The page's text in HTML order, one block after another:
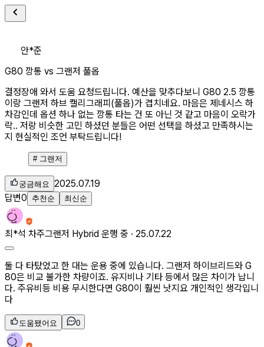
안*준
G80 깡통 vs 그랜저 풀옵
결정장애 와서 도움 요청드립니다. 예산을 맞추다보니 G80 2.5 깡통
이랑 그랜저 하브 캘리그래피(풀옵)가 겹치네요. 마음은 제네시스 하
차감인데 옵션 하나 없는 깡통 타는 건 또 아닌 것 같고 마음이 오락가
락.. 저랑 비슷한 고민 하셨던 분들은 어떤 선택을 하셨고 만족하시는
지 현실적인 조언 부탁드립니다!
# 그랜저
궁금해요 2025.07.19
답변0 추천순 최신순
최*석 차주그랜저 Hybrid 운행 중 · 25.07.22
둘 다 타탔었고 한 대는 운용 중에 있습니다. 그랜저 하이브리드와 G
80은 비교 불가한 차량이죠. 유지비나 기타 등에서 많은 차이가 납니
다. 주유비등 비용 무시한다면 G80이 훨씬 낫지요 개인적인 생각입니
다
도움됐어요 0